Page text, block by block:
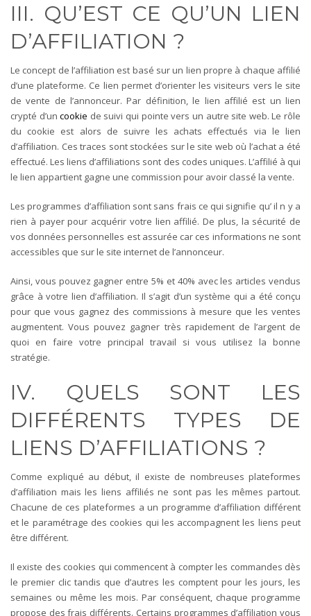
III. QU’EST CE QU’UN LIEN
D’AFFILIATION ?
Le concept de l’affiliation est basé sur un lien propre à chaque affilié
d’une plateforme. Ce lien permet d’orienter les visiteurs vers le site
de vente de l’annonceur. Par définition, le lien affilié est un lien
crypté d’uncookie de suivi qui pointe vers un autre site web. Le rôle
du cookie est alors de suivre les achats effectués via le lien
d’affiliation. Ces traces sont stockées sur le site web où l’achat a été
effectué. Les liens d’affiliations sont des codes uniques. L’affilié à qui
le lien appartient gagne une commission pour avoir classé la vente.
Les programmes d’affiliation sont sans frais ce qui signifie qu’ il n y a
rien à payer pour acquérir votre lien affilié. De plus, la sécurité de
vos données personnelles est assurée car ces informations ne sont
accessibles que sur le site internet de l’annonceur.
Ainsi, vous pouvez gagner entre 5% et 40% avec les articles vendus
grâce à votre lien d’affiliation. Il s’agit d’un système qui a été conçu
pour que vous gagnez des commissions à mesure que les ventes
augmentent. Vous pouvez gagner très rapidement de l’argent de
quoi en faire votre principal travail si vous utilisez la bonne
stratégie.
IV. QUELS SONT LES
DIFFÉRENTS TYPES DE
LIENS D’AFFILIATIONS ?
Comme expliqué au début, il existe de nombreuses plateformes
d’affiliation mais les liens affiliés ne sont pas les mêmes partout.
Chacune de ces plateformes a un programme d’affiliation différent
et le paramétrage des cookies qui les accompagnent les liens peut
être différent.
Il existe des cookies qui commencent à compter les commandes dès
le premier clic tandis que d’autres les comptent pour les jours, les
semaines ou même les mois. Par conséquent, chaque programme
propose des frais différents. Certains programmes d’affiliation vous